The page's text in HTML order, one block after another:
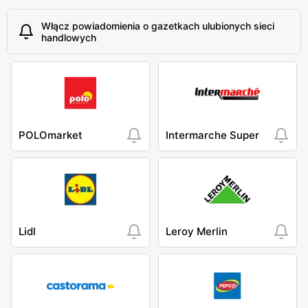
Włącz powiadomienia o gazetkach ulubionych sieci
handlowych
POLOmarket Intermarche Super
Lidl Leroy Merlin